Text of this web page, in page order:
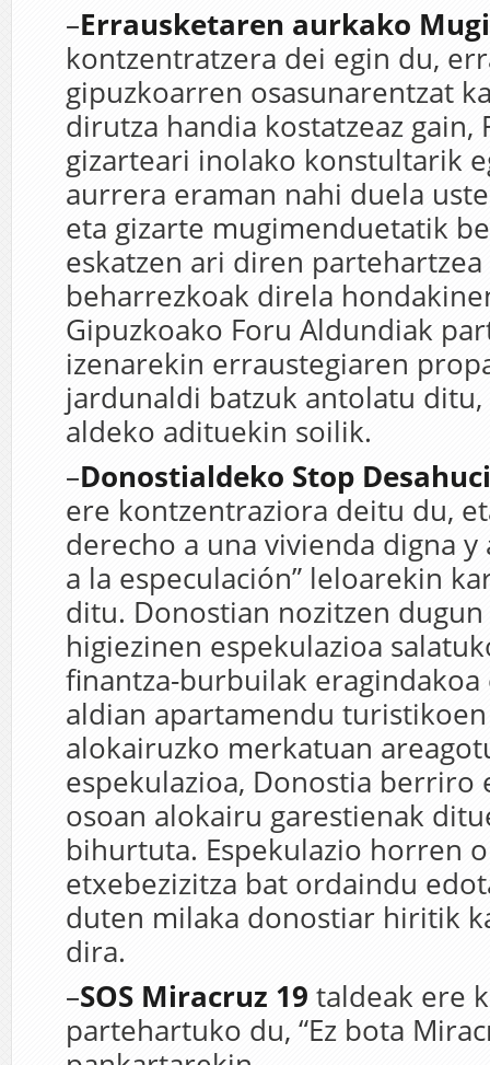
–Errausketaren aurkako
kontzentratzera dei egin du,
gipuzkoarren osasunarentzat
dirutza handia kostatzeaz gain,
gizarteari inolako konstultarik
aurrera eraman nahi duela
eta gizarte mugimenduetatik
eskatzen ari diren
beharrezkoak direla
Gipuzkoako Foru Aldundiak
izenarekin erraustegiaren
jardunaldi batzuk antolatu
aldeko adituekin soilik.
–Donostialdeko Stop
ere kontzentraziora deitu du,
derecho a una vivienda digna
a la especulación” leloarekin
ditu. Donostian nozitzen
higiezinen espekulazioa
finantza-burbuilak eragindakoa
aldian apartamendu
alokairuzko merkatuan
espekulazioa, Donostia berriro
osoan alokairu garestienak
bihurtuta. Espekulazio horren
etxebezizitza bat ordaindu
duten milaka donostiar hiritik
dira.
–SOS Miracruz 19 taldeak ere
partehartuko du, “Ez bota